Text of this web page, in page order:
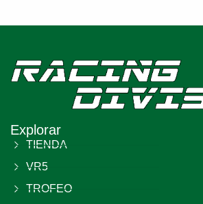
Explorar
TIENDA
VR5
TROFEO